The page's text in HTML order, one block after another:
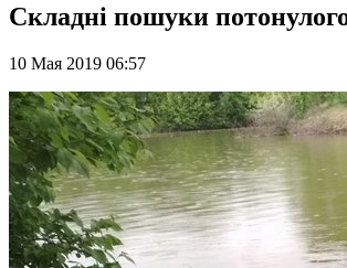
Складні пошуки
10 Мая 2019 06:57